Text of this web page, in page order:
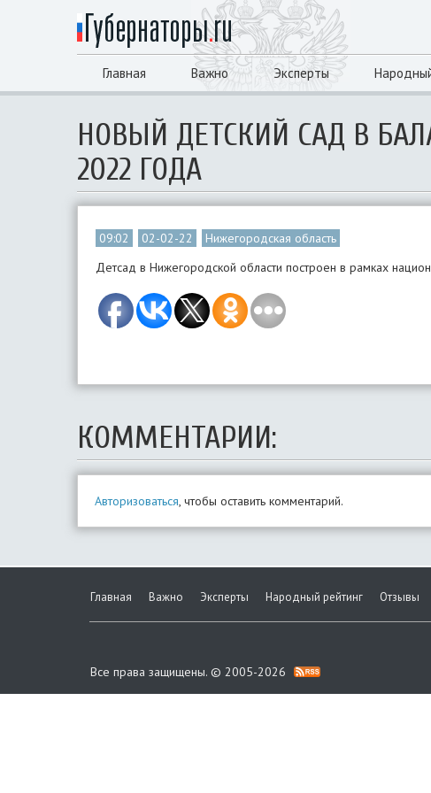
Главная Важно Эксперты
НОВЫЙ ДЕТСКИЙ САД В
2022 ГОДА
09:02 02-02-22
Нижегородская область
Детсад в Нижегородской области построен в рамках
КОММЕНТАРИИ:
Авторизоваться, чтобы оставить комментарий.
Главная Важно Эксперты Народный рейтинг Отзывы
Все права защищены. © 2005-2026